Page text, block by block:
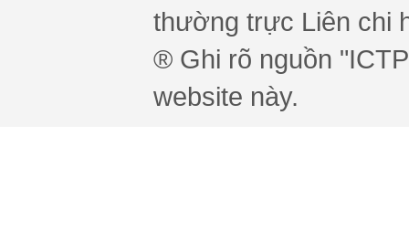
thường trực Liên chi
® Ghi rõ nguồn
website này.